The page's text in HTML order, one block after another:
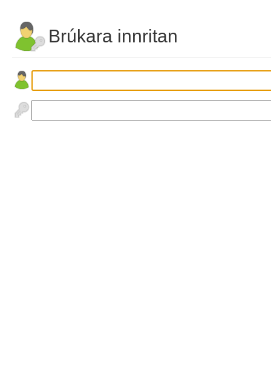
Brúkara innritan